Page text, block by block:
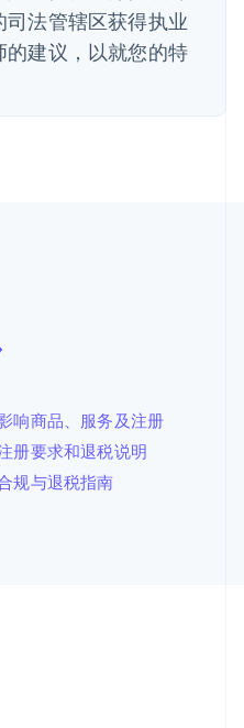
法管辖区获得执业
建议，以就您的特
响商品、服务及注册
册要求和退税说明
规与退税指南